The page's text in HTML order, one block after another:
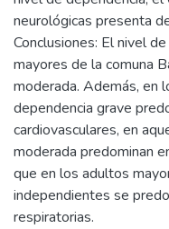
neurológicas presenta
Conclusiones: El nivel
mayores de la comuna
moderada. Además, en
dependencia grave
cardiovasculares, en
moderada predominan
que en los adultos
independientes se
respiratorias.